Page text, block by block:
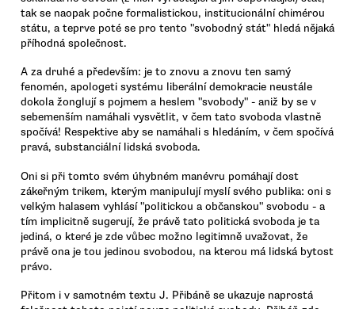
tak se naopak počne formalistickou, institucionální chimérou
státu, a teprve poté se pro tento "svobodný stát" hledá nějaká
příhodná společnost.
A za druhé a především: je to znovu a znovu ten samý
fenomén, apologeti systému liberální demokracie neustále
dokola žonglují s pojmem a heslem "svobody" - aniž by se v
sebemenším namáhali vysvětlit, v čem tato svoboda vlastně
spočívá! Respektive aby se namáhali s hledáním, v čem spočívá
pravá, substanciální lidská svoboda.
Oni si při tomto svém úhybném manévru pomáhají dost
zákeřným trikem, kterým manipulují myslí svého publika: oni s
velkým halasem vyhlásí "politickou a občanskou" svobodu - a
tím implicitně sugerují, že právě tato politická svoboda je ta
jediná, o které je zde vůbec možno legitimně uvažovat, že
právě ona je tou jedinou svobodou, na kterou má lidská bytost
právo.
Přitom i v samotném textu J. Přibáně se ukazuje naprostá